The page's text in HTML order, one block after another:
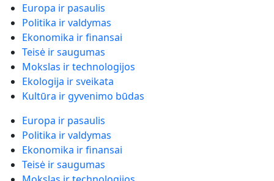
Europa ir pasaulis
Politika ir valdymas
Ekonomika ir finansai
Teisė ir saugumas
Mokslas ir technologijos
Ekologija ir sveikata
Kultūra ir gyvenimo būdas
Europa ir pasaulis
Politika ir valdymas
Ekonomika ir finansai
Teisė ir saugumas